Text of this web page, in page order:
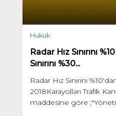
Hukuk
Radar Hız Sınırını
Sınırını %30...
Radar Hız Sınırını
2018Karayolları Trafik
maddesine göre